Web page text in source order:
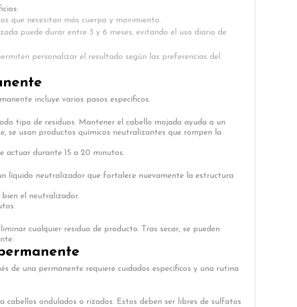
que necesitan más cuerpo y movimiento.
puede durar entre 3 y 6 meses, evitando el uso diario de
personalizar el resultado según las preferencias del
incluye varios pasos específicos.
tipo de residuos. Mantener el cabello mojado ayuda a un
se usan productos químicos neutralizantes que rompen la
actuar durante 15 a 20 minutos.
líquido neutralizador que fortalece nuevamente la estructura
el neutralizador.
cualquier residuo de producto. Tras secar, se pueden
de una permanente requiere cuidados específicos y una rutina
ondulados o rizados. Estos deben ser libres de sulfatos